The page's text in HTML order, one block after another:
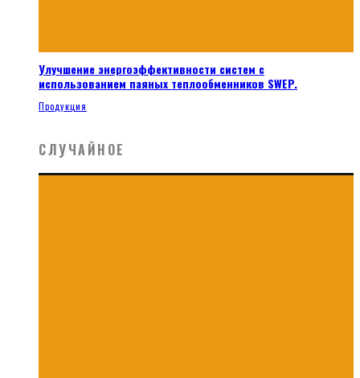
Улучшение энергоэффективности систем с
использованием паяных теплообменников SWEP.
Продукция
СЛУЧАЙНОЕ